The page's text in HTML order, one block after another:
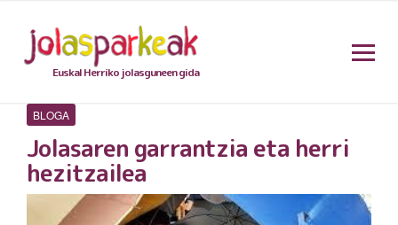
Euskal Herriko jolasguneen gida
BLOGA
Jolasaren garrantzia eta herri
hezitzailea